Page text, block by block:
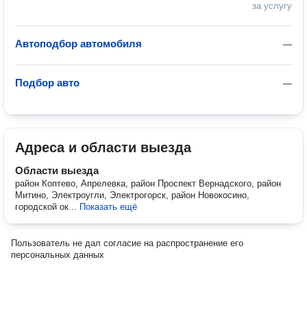
за услугу
—
Автоподбор автомобиля
—
Подбор авто
Адреса и области выезда
Области выезда
район Коптево, Апрелевка, район Проспект Вернадского, район
Митино, Электроугли, Электрогорск, район Новокосино,
городской ок... Показать ещё
Пользователь не дал согласие на распространение его
персональных данных